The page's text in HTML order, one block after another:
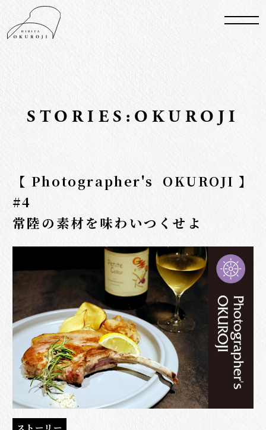
STORIES:OKUROJI
【Photographer's OKUROJI】
#4
常陸の素材を味わいつくせよ